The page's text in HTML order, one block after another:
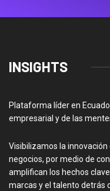
INSIGHTS
Plataforma líder en
empresarial y de las
Visibilizamos la
negocios, por medio de
amplifican los hechos
marcas y el talento detrás